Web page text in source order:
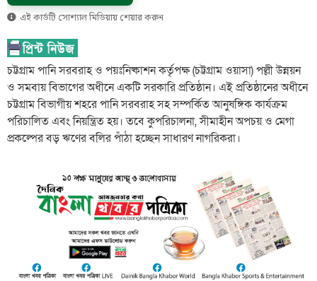
এই কার্ডটি সোশ্যাল মিডিয়ায় শেয়ার করুন
চট্টগ্রাম পানি সরবরাহ ও পয়ঃনিষ্কাশন কর্তৃপক্ষ (চট্টগ্রাম ওয়াসা) পল্লী উন্নয়ন
ও সমবায় বিভাগের অধীনে একটি সরকারি প্রতিষ্ঠান। এই প্রতিষ্ঠানের অধীনে
চট্টগ্রাম বিভাগীয় শহরে পানি সরবরাহ সহ সম্পর্কিত আনুষঙ্গিক কার্যক্রম
পরিচালিত এবং নিয়ন্ত্রিত হয়। তবে কুপরিচালনা, সীমাহীন অপচয় ও মেগা
প্রকল্পের বড় ঋণের বলির পাঁঠা হচ্ছেন সাধারণ নাগরিকরা।